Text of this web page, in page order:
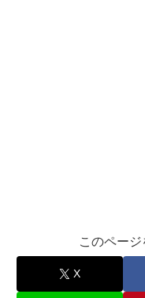
このペー
X